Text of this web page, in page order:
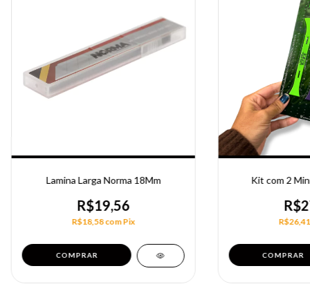
Lamina Larga Norma 18Mm
R$19,56
R$18,58comPix
Kit com 2